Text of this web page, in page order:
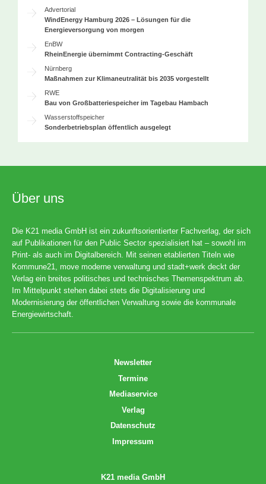
Advertorial
WindEnergy Hamburg 2026 – Lösungen für die
Energieversorgung von morgen
EnBW
RheinEnergie übernimmt Contracting-Geschäft
Nürnberg
Maßnahmen zur Klimaneutralität bis 2035 vorgestellt
RWE
Bau von Großbatteriespeicher im Tagebau Hambach
Wasserstoffspeicher
Sonderbetriebsplan öffentlich ausgelegt
Über uns
Die K21 media GmbH ist ein zukunftsorientierter Fachverlag, der sich
auf Publikationen für den Public Sector spezialisiert hat – sowohl im
Print- als auch im Digitalbereich. Mit seinen etablierten Titeln wie
Kommune21, move moderne verwaltung und stadt+werk deckt der
Verlag ein breites politisches und technisches Themenspektrum ab.
Im Mittelpunkt stehen dabei stets die Digitalisierung und
Modernisierung der öffentlichen Verwaltung sowie die kommunale
Energiewirtschaft.
Newsletter
Termine
Mediaservice
Verlag
Datenschutz
Impressum
K21 media GmbH